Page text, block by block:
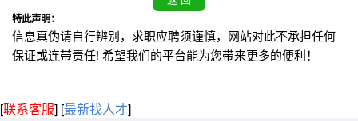
特此声明：
信息真伪请自行辨别，求职应聘须谨慎，网站对此不承担任何
保证或连带责任! 希望我们的平台能为您带来更多的便利！
[联系客服] [最新找人才]